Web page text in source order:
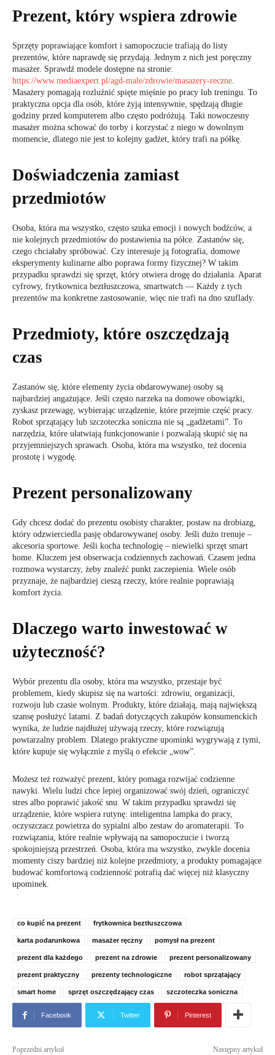
Prezent, który wspiera zdrowie
Sprzęty poprawiające komfort i samopoczucie trafiają do listy
prezentów, które naprawdę się przydają. Jednym z nich jest poręczny
masażer. Sprawdź modele dostępne na stronie:
https://www.mediaexpert.pl/agd-male/zdrowie/masazery-reczne.
Masażery pomagają rozluźnić spięte mięśnie po pracy lub treningu. To
praktyczna opcja dla osób, które żyją intensywnie, spędzają długie
godziny przed komputerem albo często podróżują. Taki nowoczesny
masażer można schować do torby i korzystać z niego w dowolnym
momencie, dlatego nie jest to kolejny gadżet, który trafi na półkę.
Doświadczenia zamiast
przedmiotów
Osoba, która ma wszystko, często szuka emocji i nowych bodźców, a
nie kolejnych przedmiotów do postawienia na półce. Zastanów się,
czego chciałaby spróbować. Czy interesuje ją fotografia, domowe
eksperymenty kulinarne albo poprawa formy fizycznej? W takim
przypadku sprawdzi się sprzęt, który otwiera drogę do działania. Aparat
cyfrowy, frytkownica beztłuszczowa, smartwatch — Każdy z tych
prezentów ma konkretne zastosowanie, więc nie trafi na dno szuflady.
Przedmioty, które oszczędzają
czas
Zastanów się, które elementy życia obdarowywanej osoby są
najbardziej angażujące. Jeśli często narzeka na domowe obowiązki,
zyskasz przewagę, wybierając urządzenie, które przejmie część pracy.
Robot sprzątający lub szczoteczka soniczna nie są „gadżetami”. To
narzędzia, które ułatwiają funkcjonowanie i pozwalają skupić się na
przyjemniejszych sprawach. Osoba, która ma wszystko, też docenia
prostotę i wygodę.
Prezent personalizowany
Gdy chcesz dodać do prezentu osobisty charakter, postaw na drobiazg,
który odzwierciedla pasję obdarowywanej osoby. Jeśli dużo trenuje –
akcesoria sportowe. Jeśli kocha technologię – niewielki sprzęt smart
home. Kluczem jest obserwacja codziennych zachowań. Czasem jedna
rozmowa wystarczy, żeby znaleźć punkt zaczepienia. Wiele osób
przyznaje, że najbardziej cieszą rzeczy, które realnie poprawiają
komfort życia.
Dlaczego warto inwestować w
użyteczność?
Wybór prezentu dla osoby, która ma wszystko, przestaje być
problemem, kiedy skupisz się na wartości: zdrowiu, organizacji,
rozwoju lub czasie wolnym. Produkty, które działają, mają największą
szansę posłużyć latami. Z badań dotyczących zakupów konsumenckich
wynika, że ludzie najdłużej używają rzeczy, które rozwiązują
powtarzalny problem. Dlatego praktyczne upominki wygrywają z tymi,
które kupuje się wyłącznie z myślą o efekcie „wow”.
Możesz też rozważyć prezent, który pomaga rozwijać codzienne
nawyki. Wielu ludzi chce lepiej organizować swój dzień, ograniczyć
stres albo poprawić jakość snu. W takim przypadku sprawdzi się
urządzenie, które wspiera rutynę: inteligentna lampka do pracy,
oczyszczacz powietrza do sypialni albo zestaw do aromaterapii. To
rozwiązania, które realnie wpływają na samopoczucie i tworzą
spokojniejszą przestrzeń. Osoba, która ma wszystko, zwykle docenia
momenty ciszy bardziej niż kolejne przedmioty, a produkty pomagające
budować komfortową codzienność potrafią dać więcej niż klasyczny
upominek.
co kupić na prezent frytkownica beztłuszczowa
karta podarunkowa masażer ręczny pomysł na prezent
prezent dla każdego prezent na zdrowie prezent personalizowany
prezent praktyczny prezenty technologiczne robot sprzątający
smart home sprzęt oszczędzający czas szczoteczka soniczna
Facebook Twitter Pinterest
Poprzedni artykuł Następny artykuł